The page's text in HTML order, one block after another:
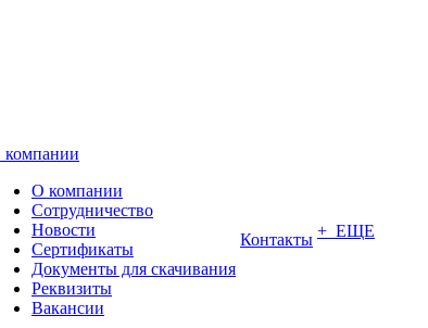
О компании
Сотрудничество
Новости
Сертификаты
Документы для скачивания
Реквизиты
Вакансии
Контакты + ЕЩЕ